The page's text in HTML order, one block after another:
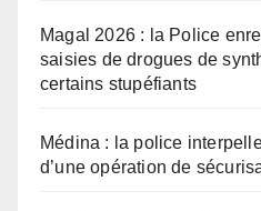
Magal 2026 : la Police
saisies de drogues de
certains stupéfiants
Médina : la police
d’une opération de